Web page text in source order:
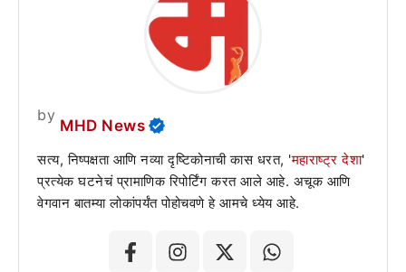
by
MHD News
सत्य, निष्पक्षता आणि नव्या दृष्टिकोनाची कास धरत, 'महाराष्ट्र देशा'
प्रत्येक घटनेचं प्रामाणिक रिपोर्टिंग करत आले आहे. अचूक आणि
वेगवान बातम्या लोकांपर्यंत पोहोचवणे हे आमचे ध्येय आहे.